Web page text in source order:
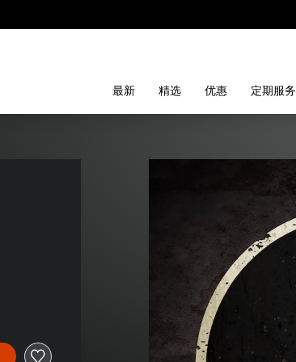
最新 精选 优惠 定期服务